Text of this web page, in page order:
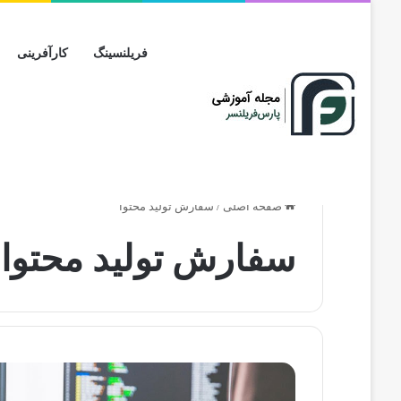
فریلنسینگ کارآفرینی
صفحه اصلی / سفارش تولید محتوا
سفارش تولید محتوا